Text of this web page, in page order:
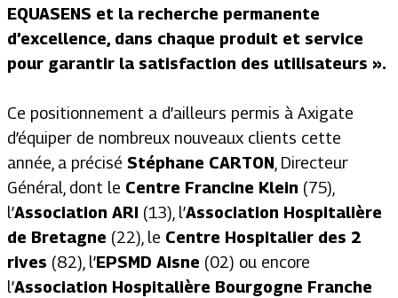
EQUASENS et la recherche permanente
d’excellence, dans chaque produit et service
pour garantir la satisfaction des utilisateurs ».
Ce positionnement a d’ailleurs permis à Axigate
d’équiper de nombreux nouveaux clients cette
année, a précisé Stéphane CARTON, Directeur
Général, dont le Centre Francine Klein (75),
l’Association ARI (13), l’Association Hospitalière
de Bretagne (22), le Centre Hospitalier des 2
rives (82), l’EPSMD Aisne (02) ou encore
l’Association Hospitalière Bourgogne Franche